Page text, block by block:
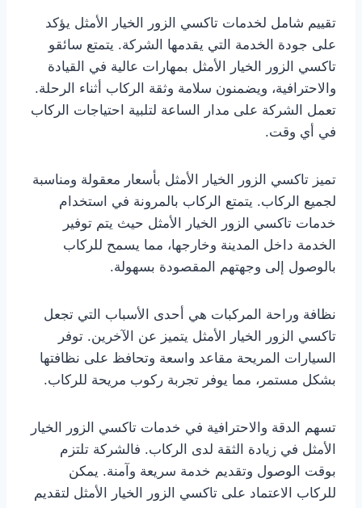
تقييم شامل لخدمات تاكسي الزور الخيار الأمثل يؤكد
على جودة الخدمة التي يقدمها الشركة. يتمتع سائقو
تاكسي الزور الخيار الأمثل بمهارات عالية في القيادة
والاحترافية، ويضمنون سلامة وثقة الركاب أثناء الرحلة.
تعمل الشركة على مدار الساعة لتلبية احتياجات الركاب
في أي وقت.
تميز تاكسي الزور الخيار الأمثل بأسعار معقولة ومناسبة
لجميع الركاب. يتمتع الركاب بالمرونة في استخدام
خدمات تاكسي الزور الخيار الأمثل حيث يتم توفير
الخدمة داخل المدينة وخارجها، مما يسمح للركاب
بالوصول إلى وجهتهم المقصودة بسهولة.
نظافة وراحة المركبات هي أحدى الأسباب التي تجعل
تاكسي الزور الخيار الأمثل يتميز عن الآخرين. توفر
السيارات المريحة مقاعد واسعة وتحافظ على نظافتها
بشكل مستمر، مما يوفر تجربة ركوب مريحة للركاب.
تسهم الدقة والاحترافية في خدمات تاكسي الزور الخيار
الأمثل في زيادة الثقة لدى الركاب. فالشركة تلتزم
بوقت الوصول وتقديم خدمة سريعة وآمنة. يمكن
للركاب الاعتماد على تاكسي الزور الخيار الأمثل لتقديم